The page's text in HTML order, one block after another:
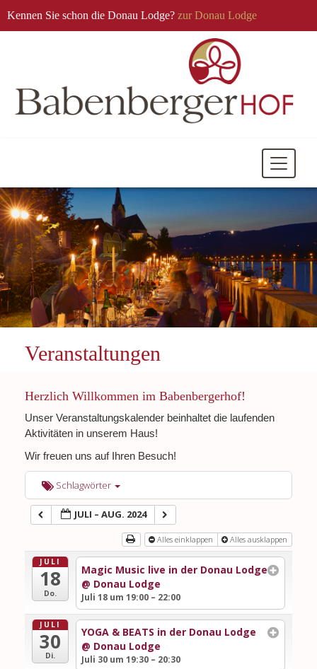
Kennen Sie schon die Donau Lodge? zur Donau Lodge
Mobile
Veranstaltungen
Herzlich Willkommen im Babenbergerhof!
Unser Veranstaltungskalender beinhaltet die laufenden
Aktivitäten in unserem Haus!
Wir freuen uns auf Ihren Besuch!
Schlagwörter
JULI – AUG. 2024
Alles einklappen Alles ausklappen
JULI
18
Do.
Magic Music live in der Donau Lodge
@ Donau Lodge
Juli 18 um 19:00 – 22:00
JULI
30
Di.
YOGA & BEATS in der Donau Lodge
@ Donau Lodge
Juli 30 um 19:30 – 20:30